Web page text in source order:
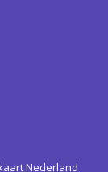
Nederland